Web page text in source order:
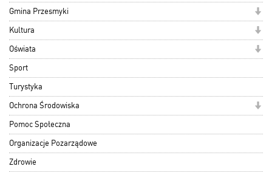
Gmina Przesmyki
Kultura
Oświata
Sport
Turystyka
Ochrona Środowiska
Pomoc Społeczna
Organizacje Pozarządowe
Zdrowie